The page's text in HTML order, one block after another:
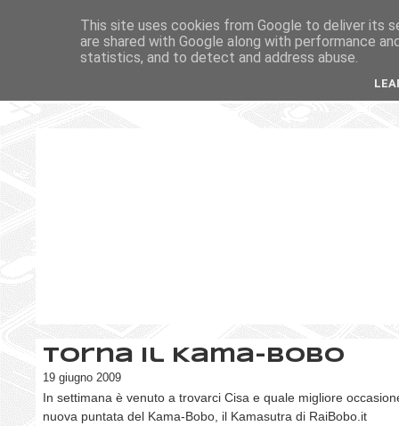
Torna il Kama-Bobo
19 giugno 2009
In settimana è venuto a trovarci Cisa e quale migliore
nuova puntata del Kama-Bobo, il Kamasutra di RaiBobo.it
This site uses cookies from Google to deliver its
are shared with Google along with performance
statistics, and to detect and address abuse.